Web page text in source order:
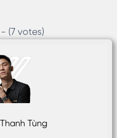
(7 votes)
Tùng